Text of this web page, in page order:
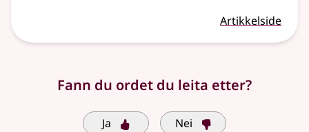
Artikkelside
Fann du ordet du leita etter?
Ja Nei